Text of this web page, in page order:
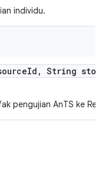
individu.
Id , String
pengujian AnTS ke